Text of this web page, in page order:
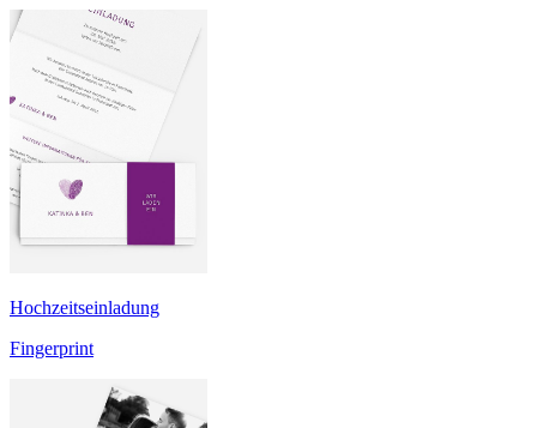
Hochzeitseinladung
Fingerprint